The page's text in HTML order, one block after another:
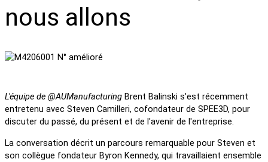
nous allons
L'équipe de @AUManufacturing Brent Balinski s'est récemment
entretenu avec Steven Camilleri, cofondateur de SPEE3D, pour
discuter du passé, du présent et de l'avenir de l'entreprise.
La conversation décrit un parcours remarquable pour Steven et
son collègue fondateur Byron Kennedy, qui travaillaient ensemble